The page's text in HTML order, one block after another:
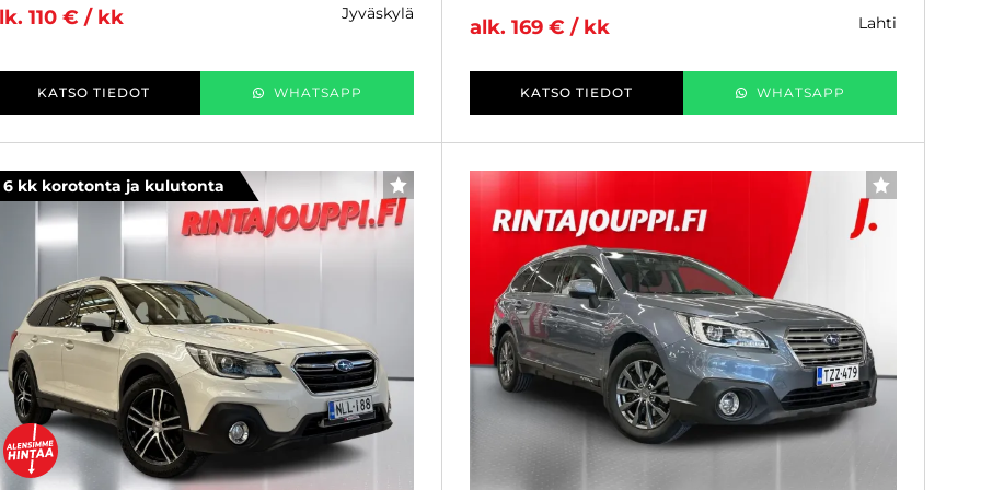
110 € / kk jyväskylä
KATSO TIEDOT WHATSAPP
alk. 169 € / kk
lahti
KATSO TIEDOT WHATSAPP
6 kk korotonta ja kulutonta SUOSIKKI SUOSIKKI